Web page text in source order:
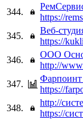
344.
https://
345.
Веб-
https://
346.
ООО
http://
347.
Фарпоинт
https://
348.
http://
https://